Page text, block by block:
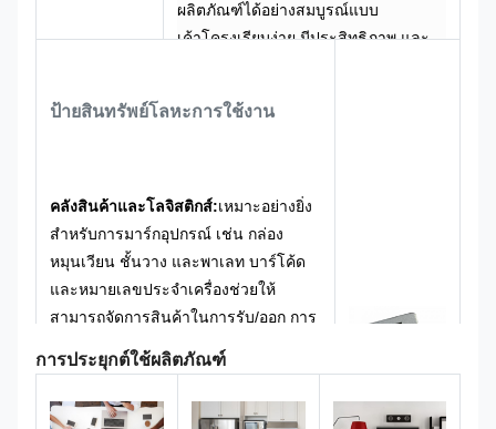
ผลิตภัณฑ์ได้อย่างสมบูรณ์แบบ
เค้าโครงเรียบง่าย มีประสิทธิภาพ และ
การมองเห็น ใช้งานง่าย และสะดวกใน
ชัดเจน และประสิทธิภาพการดำเนินงาน
จะสูงขึ้นในสถานการณ์ของการจัดการที่
ได้รับการปรับปรุง
สีพื้นโลหะสีเทาเงินแบบดั้งเดิมผสมผสาน
กับกราฟิกและข้อความสีดำทำให้เกิด
พร้อมการจดจำข้อมูลในระดับสูง เหมาะ
อย่างยิ่งสำหรับรูปแบบการระบุตัวตน
ป้ายสินทรัพย์โลหะการใช้งาน
คลังสินค้าและโลจิสติกส์:เหมาะอย่างยิ่ง
สำหรับการมาร์กอุปกรณ์ เช่น กล่อง
หมุนเวียน ชั้นวาง และพาเลท บาร์โค้ด
และหมายเลขประจำเครื่องช่วยให้
สามารถจัดการสินค้าในการรับ/ออก การ
นับสินค้าคงคลัง และกระบวนการตรวจ
สอบย้อนกลับได้อย่างรวดเร็วและมี
ประสิทธิภาพ
การประยุกต์ใช้ผลิตภัณฑ์